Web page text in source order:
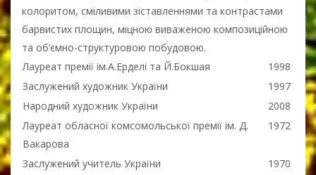
колоритом, сміливими зіставленнями та контрастами
барвистих площин, міцною виваженою композиційною
та об’ємно-структуровою побудовою.
Лауреат премії ім.А.Ерделі та Й.Бокшая
1998
Заслужений художник України
1997
Народний художник України
2008
Лауреат обласної комсомольської премії ім. Д.
Вакарова
1972
Заслужений учитель України
1970